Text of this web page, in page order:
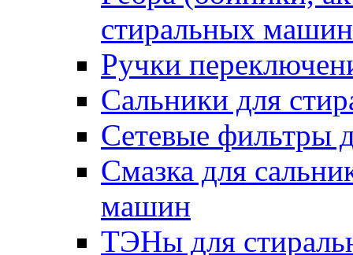
стиральных машин
Ручки
Сальники для
Сетевые фильтры
Смазка для
машин
ТЭНы для